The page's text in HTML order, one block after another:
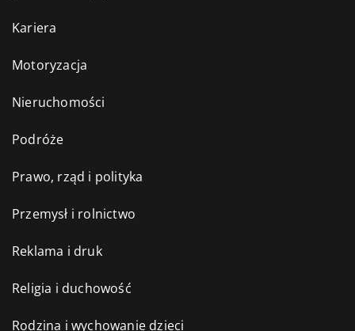
Kariera
Motoryzacja
Nieruchomości
Podróże
Prawo, rząd i polityka
Przemysł i rolnictwo
Reklama i druk
Religia i duchowość
Rodzina i wychowanie dzieci